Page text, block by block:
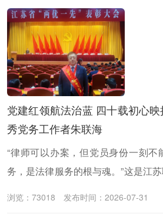
村资源禀赋，持续拓展多元特色产业
道，带领村民拓宽增收路径，绘就产
村新图景。
党建红领航法治蓝 四十载初心
秀党务工作者朱联海
“律师可以办案，但党员身份一刻
务，是法律服务的根与魂。”这是江苏
浏览：73018 发布时间：2026-07-31